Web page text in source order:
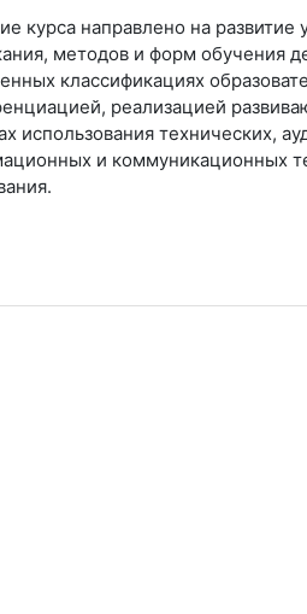
курса направлено на развитие
методов и форм обучения
классификациях
реализацией
использования технических,
и коммуникационных